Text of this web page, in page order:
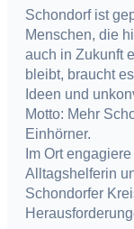
Schondorf ist
Menschen, die
auch in Zukunft
bleibt, braucht
Ideen und
Motto: Mehr
Einhörner.
Im Ort
Alltagshelferin
Schondorfer